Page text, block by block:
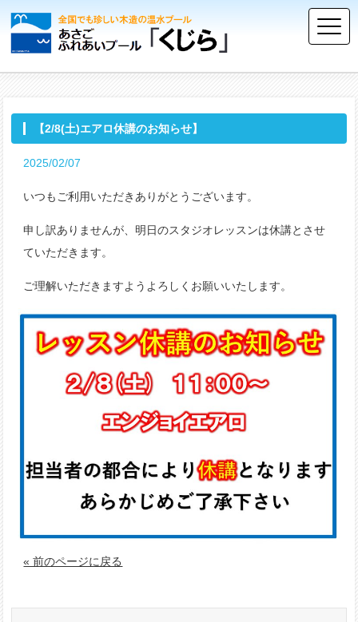
【2/8(土)エアロ休講のお知らせ】
2025/02/07
いつもご利用いただきありがとうございます。
申し訳ありませんが、明日のスタジオレッスンは休講とさせ
ていただきます。
ご理解いただきますようよろしくお願いいたします。
« 前のページに戻る